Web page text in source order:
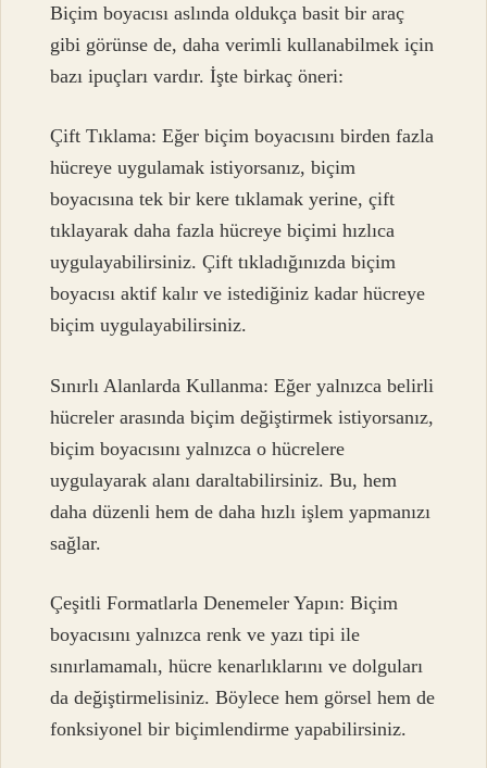
Biçim boyacısı aslında oldukça basit bir araç
gibi görünse de, daha verimli kullanabilmek için
bazı ipuçları vardır. İşte birkaç öneri:
Çift Tıklama: Eğer biçim boyacısını birden fazla
hücreye uygulamak istiyorsanız, biçim
boyacısına tek bir kere tıklamak yerine, çift
tıklayarak daha fazla hücreye biçimi hızlıca
uygulayabilirsiniz. Çift tıkladığınızda biçim
boyacısı aktif kalır ve istediğiniz kadar hücreye
biçim uygulayabilirsiniz.
Sınırlı Alanlarda Kullanma: Eğer yalnızca belirli
hücreler arasında biçim değiştirmek istiyorsanız,
biçim boyacısını yalnızca o hücrelere
uygulayarak alanı daraltabilirsiniz. Bu, hem
daha düzenli hem de daha hızlı işlem yapmanızı
sağlar.
Çeşitli Formatlarla Denemeler Yapın: Biçim
boyacısını yalnızca renk ve yazı tipi ile
sınırlamamalı, hücre kenarlıklarını ve dolguları
da değiştirmelisiniz. Böylece hem görsel hem de
fonksiyonel bir biçimlendirme yapabilirsiniz.